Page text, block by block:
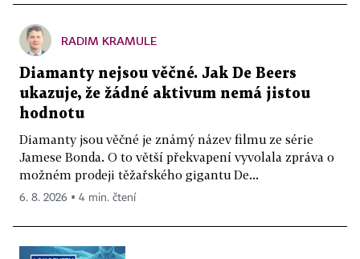
RADIM KRAMULE
Diamanty nejsou věčné. Jak De Beers
ukazuje, že žádné aktivum nemá jistou
hodnotu
Diamanty jsou věčné je známý název filmu ze série
Jamese Bonda. O to větší překvapení vyvolala zpráva o
možném prodeji těžařského gigantu De...
6. 8. 2026 ▪ 4 min. čtení